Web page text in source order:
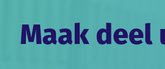
Maak deel